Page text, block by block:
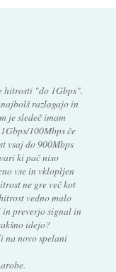
hitrosti "do 1Gbps".
najbolš razlagajo in
je sledeč imam
100Mbps če
vsaj do 900Mbps
ki pač niso
vse in vklopljen
ne gre več kot
vedno malo
in preverjo signal in
idejo?
na novo spelani